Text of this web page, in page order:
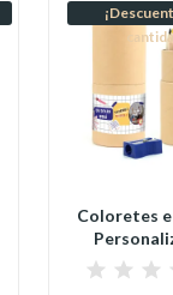
Coloretes
Kraft